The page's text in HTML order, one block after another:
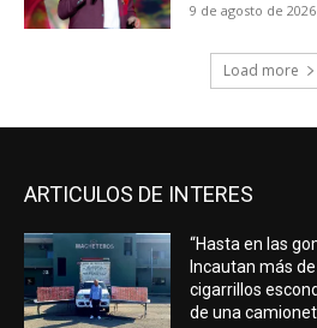
9 de agosto de 2026
Load more
ARTICULOS DE INTERES
“Hasta en las
Incautan más
cigarrillos
de una